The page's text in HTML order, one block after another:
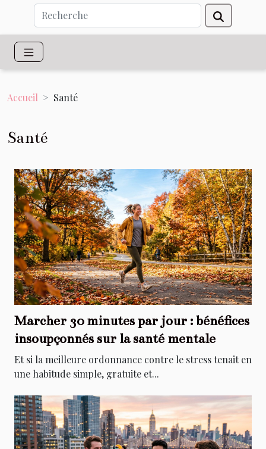
Accueil Santé
Santé
Marcher 30 minutes par jour : bénéfices
insoupçonnés sur la santé mentale
Et si la meilleure ordonnance contre le stress tenait en
une habitude simple, gratuite et...